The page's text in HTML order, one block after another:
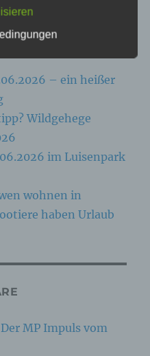
im Wildpark
– ein heißer
Wildgehege
im Luisenpark
wohnen in
haben Urlaub
MP Impuls vom
eine identifizierte
Person (im
beziehen. Als
indirekt,
zu einer
zu einer
zu einer
einem oder mehreren
die Ausdruck der
genetischen,
kulturellen oder
natürlichen Person
kann.
Person, deren
verarbeitet